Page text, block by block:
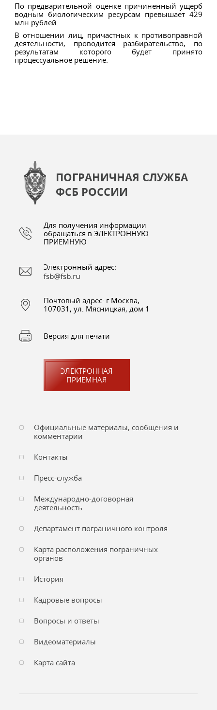
По предварительной оценке причиненный ущерб
водным биологическим ресурсам превышает 429
млн рублей.
В отношении лиц, причастных к противоправной
деятельности, проводится разбирательство, по
результатам которого будет принято
процессуальное решение.
ПОГРАНИЧНАЯ СЛУЖБА
ФСБ РОССИИ
Для получения информации
обращаться в ЭЛЕКТРОННУЮ
ПРИЕМНУЮ
Электронный адрес:
Почтовый адрес: г.Москва,
107031, ул. Мясницкая, дом 1
Версия для печати
ЭЛЕКТРОННАЯ
ПРИЕМНАЯ
Официальные материалы, сообщения и
комментарии
Контакты
Пресс-служба
Международно-договорная
деятельность
Департамент пограничного контроля
Карта расположения пограничных
органов
История
Кадровые вопросы
Вопросы и ответы
Видеоматериалы
Карта сайта